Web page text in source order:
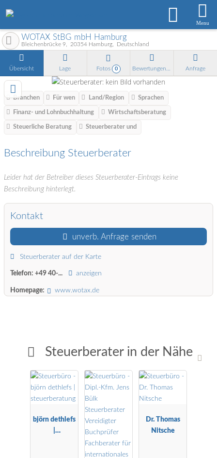
Menu
WOTAX StBG mbH Hamburg
Bleichenbrücke 9 20354 Hamburg Deutschland
Übersicht Lage Fotos 0 Anfrage
Branchen Für wen Land/Region Sprachen
Finanz- und Lohnbuchhaltung Wirtschaftsberatung
Steuerliche Beratung Steuerberater und
Beschreibung Steuerberater
Leider hat der Betreiber dieses Steuerberater-Eintrags keine
Beschreibung hinterlegt.
Kontakt
unverb. Anfrage senden
Steuerberater auf der Karte
Telefon: +49 40-... anzeigen
Homepage: www.wotax.de
Steuerberater in der Nähe
björn dethlefs
Dr. Thomas
Nitsche